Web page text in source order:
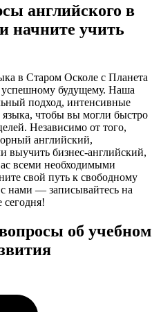
английского в
начните учить
в Старом Осколе с Планета
будущему. Наша
подход, интенсивные
чтобы вы могли быстро
Независимо от того,
английский,
выучить бизнес-английский,
всеми необходимыми
свой путь к свободному
нами — записывайтесь на
сегодня!
об учебном